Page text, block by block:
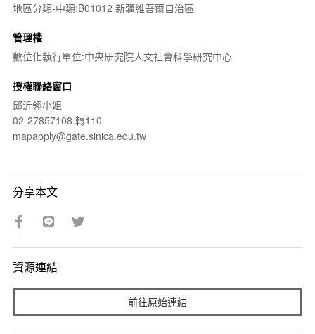
地區分類-中類:B01012 新疆維吾爾自治區
管理權
數位化執行單位:中央研究院人文社會科學研究中心
授權聯絡窗口
邱沂翎小姐
02-27857108 轉110
mapapply@gate.sinica.edu.tw
分享本文
資源連結
前往原始連結